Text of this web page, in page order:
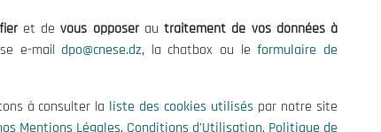
Suivez-Nous!
Conseil National Économique, Social et Environnemental
et devous opposerautraitement de vos données à
e-mail dpo@cnese.dz, la chatbox ou leformulaire de
à consulter la liste des cookies utilisés par notre site
Mentions Légales, Conditions d'Utilisation, Politique de